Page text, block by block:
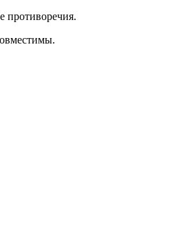
противоречия.